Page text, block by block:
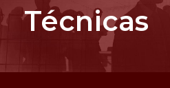
Técnicas